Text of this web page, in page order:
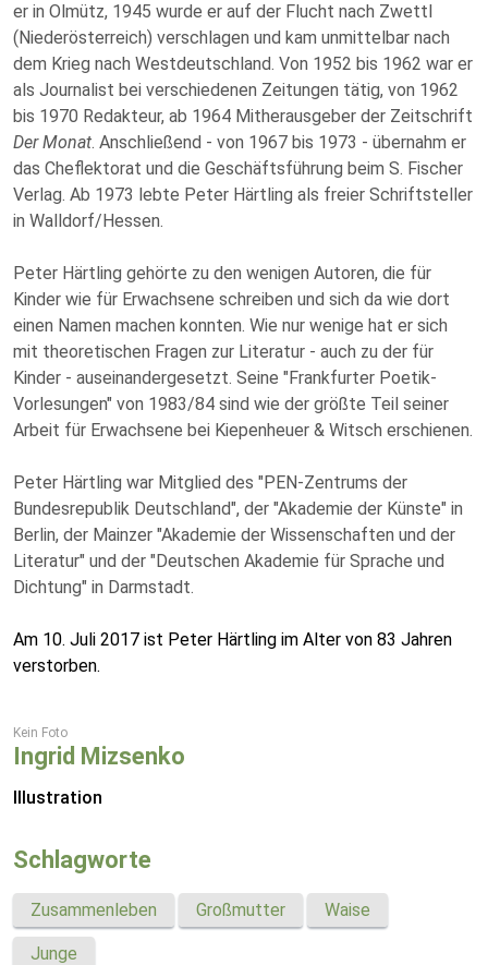
er in Olmütz, 1945 wurde er auf der Flucht nach Zwettl
(Niederösterreich) verschlagen und kam unmittelbar nach
dem Krieg nach Westdeutschland. Von 1952 bis 1962 war er
als Journalist bei verschiedenen Zeitungen tätig, von 1962
bis 1970 Redakteur, ab 1964 Mitherausgeber der Zeitschrift
Der Monat. Anschließend - von 1967 bis 1973 - übernahm er
das Cheflektorat und die Geschäftsführung beim S. Fischer
Verlag. Ab 1973 lebte Peter Härtling als freier Schriftsteller
in Walldorf/Hessen.
Peter Härtling gehörte zu den wenigen Autoren, die für
Kinder wie für Erwachsene schreiben und sich da wie dort
einen Namen machen konnten. Wie nur wenige hat er sich
mit theoretischen Fragen zur Literatur - auch zu der für
Kinder - auseinandergesetzt. Seine "Frankfurter Poetik-
Vorlesungen" von 1983/84 sind wie der größte Teil seiner
Arbeit für Erwachsene bei Kiepenheuer & Witsch erschienen.
Peter Härtling war Mitglied des "PEN-Zentrums der
Bundesrepublik Deutschland", der "Akademie der Künste" in
Berlin, der Mainzer "Akademie der Wissenschaften und der
Literatur" und der "Deutschen Akademie für Sprache und
Dichtung" in Darmstadt.
Am 10. Juli 2017 ist Peter Härtling im Alter von 83 Jahren
verstorben.
Kein Foto
Ingrid Mizsenko
Illustration
Schlagworte
Zusammenleben Großmutter Waise
Junge